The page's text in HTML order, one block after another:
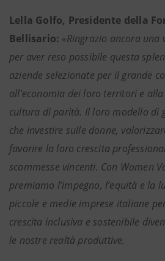
Lella Golfo, Presidente della
Bellisario: «Ringrazio ancora una
per aver reso possibile questa
aziende selezionate per il grande
all’economia dei loro territori e
cultura di parità. Il loro modello di
che investire sulle donne,
favorire la loro crescita
scommesse vincenti. Con Women
premiamo l’impegno, l’equità e la
piccole e medie imprese italiane
crescita inclusiva e sostenibile
le nostre realtà produttive.